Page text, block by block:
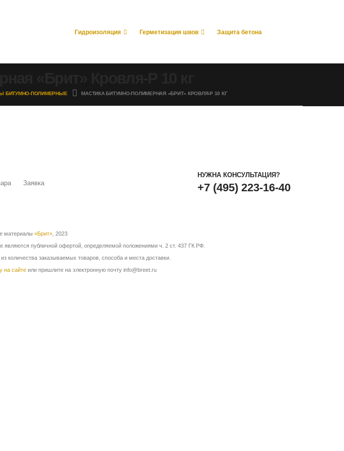
Гидроизоляция Герметизация швов Защита бетона
БИТУМНО-ПОЛИМЕРНЫЕ МАСТИКА БИТУМНО-ПОЛИМЕРНАЯ «БРИТ» КРОВЛЯ-Р 10 КГ
Заявка
НУЖНА КОНСУЛЬТАЦИЯ?
+7 (495) 223-16-40
материалы «Брит», 2023
публичной офертой, определяемой положениями ч. 2 ст. 437 ГК РФ.
количества заказываемых товаров, способа и места доставки.
на сайтеили пришлите на электронную почту info@breet.ru